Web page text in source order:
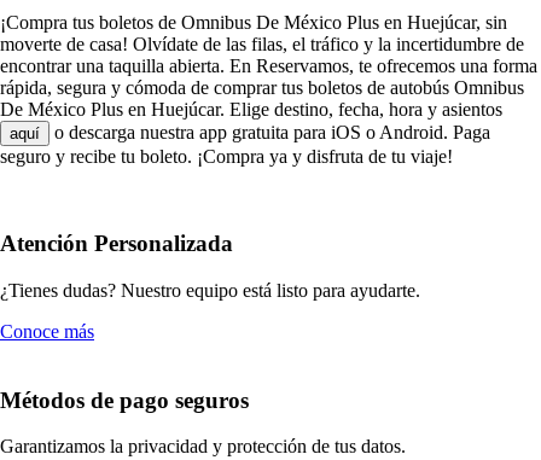
¡Compra tus boletos de Omnibus De México Plus en Huejúcar, sin
moverte de casa! Olvídate de las filas, el tráfico y la incertidumbre de
encontrar una taquilla abierta. En Reservamos, te ofrecemos una forma
rápida, segura y cómoda de comprar tus boletos de autobús Omnibus
De México Plus en Huejúcar. Elige destino, fecha, hora y asientos
aquí
o descarga nuestra app gratuita para iOS o Android. Paga
seguro y recibe tu boleto. ¡Compra ya y disfruta de tu viaje!
Atención Personalizada
¿Tienes dudas? Nuestro equipo está listo para ayudarte.
Conoce más
Métodos de pago seguros
Garantizamos la privacidad y protección de tus datos.